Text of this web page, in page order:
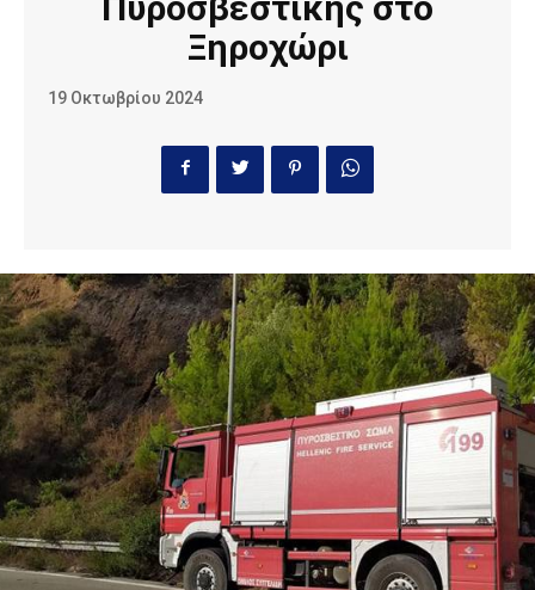
Ξηροχώρι
19 Οκτωβρίου 2024